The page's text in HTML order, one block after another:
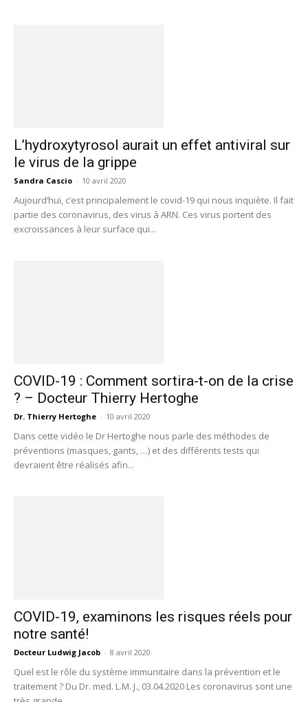
L’hydroxytyrosol aurait un effet antiviral sur
le virus de la grippe
Sandra Cascio - 10 avril 2020
Aujourd’hui, c’est principalement le covid-19 qui nous inquiète. Il fait
partie des coronavirus, des virus à ARN. Ces virus portent des
excroissances à leur surface qui...
COVID-19 : Comment sortira-t-on de la crise
? – Docteur Thierry Hertoghe
Dr. Thierry Hertoghe - 10 avril 2020
Dans cette vidéo le Dr Hertoghe nous parle des méthodes de
préventions (masques, gants, …) et des différents tests qui
devraient être réalisés afin...
COVID-19, examinons les risques réels pour
notre santé!
Docteur Ludwig Jacob - 8 avril 2020
Quel est le rôle du système immunitaire dans la prévention et le
traitement ? Du Dr. med. L.M. J., 03.04.2020 Les coronavirus sont une